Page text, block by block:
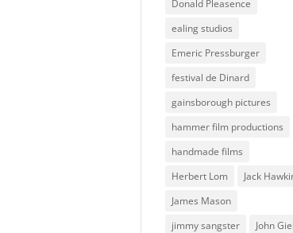
Donald Pleasence
ealing studios
Emeric Pressburger
festival de Dinard
gainsborough pictures
hammer film productions
handmade films
Herbert Lom
Jack
James Mason
jimmy sangster
John